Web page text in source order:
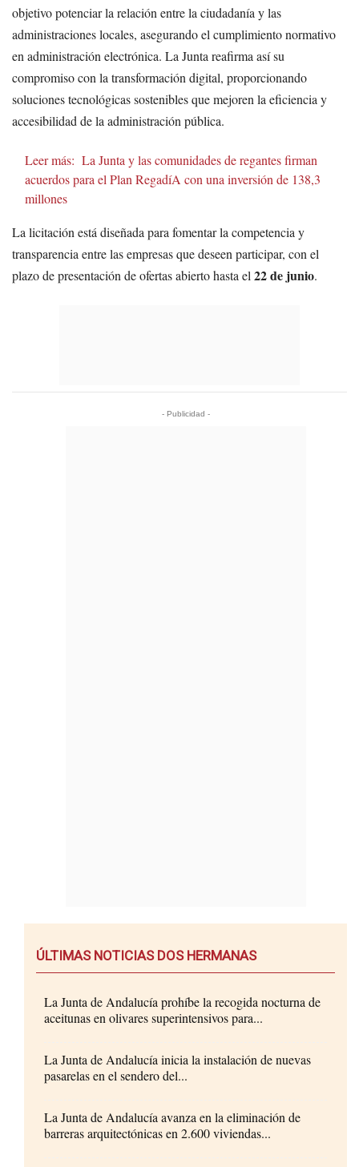
objetivo potenciar la relación entre la ciudadanía y las
administraciones locales, asegurando el cumplimiento normativo
en administración electrónica. La Junta reafirma así su
compromiso con la transformación digital, proporcionando
soluciones tecnológicas sostenibles que mejoren la eficiencia y
accesibilidad de la administración pública.
Leer más: La Junta y las comunidades de regantes firman
acuerdos para el Plan RegadíA con una inversión de 138,3
millones
La licitación está diseñada para fomentar la competencia y
transparencia entre las empresas que deseen participar, con el
plazo de presentación de ofertas abierto hasta el 22 de junio.
- Publicidad -
ÚLTIMAS NOTICIAS DOS HERMANAS
La Junta de Andalucía prohíbe la recogida nocturna de
aceitunas en olivares superintensivos para...
La Junta de Andalucía inicia la instalación de nuevas
pasarelas en el sendero del...
La Junta de Andalucía avanza en la eliminación de
barreras arquitectónicas en 2.600 viviendas...